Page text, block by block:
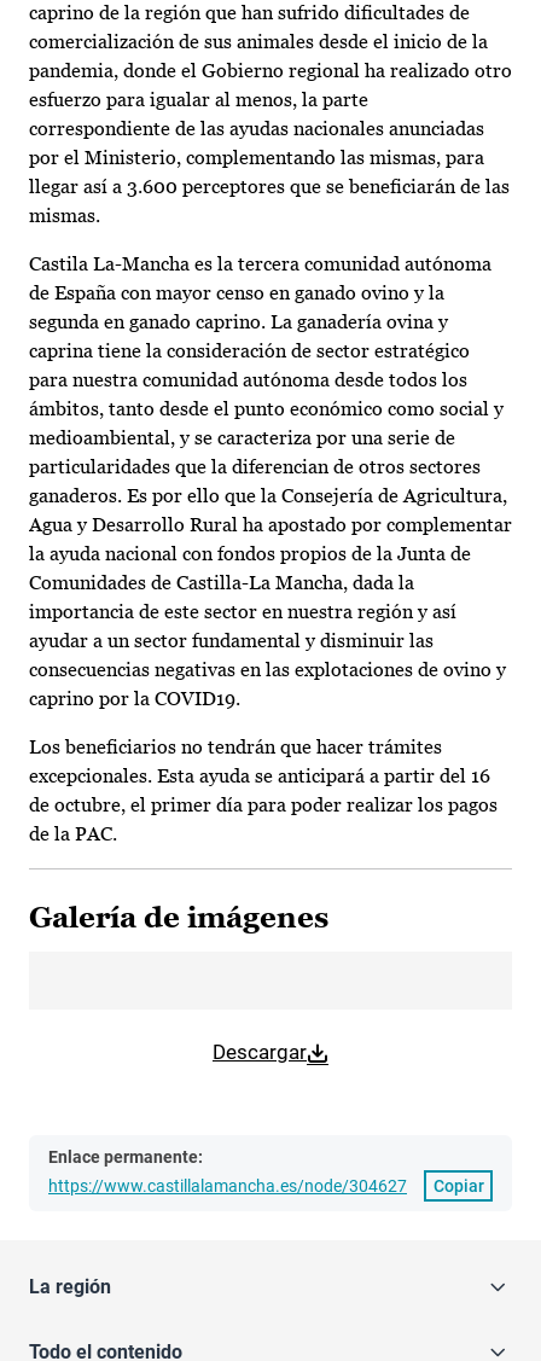
caprino de la región que han sufrido dificultades de
comercialización de sus animales desde el inicio de la
pandemia, donde el Gobierno regional ha realizado otro
esfuerzo para igualar al menos, la parte
correspondiente de las ayudas nacionales anunciadas
por el Ministerio, complementando las mismas, para
llegar así a 3.600 perceptores que se beneficiarán de las
mismas.
Castila La-Mancha es la tercera comunidad autónoma
de España con mayor censo en ganado ovino y la
segunda en ganado caprino. La ganadería ovina y
caprina tiene la consideración de sector estratégico
para nuestra comunidad autónoma desde todos los
ámbitos, tanto desde el punto económico como social y
medioambiental, y se caracteriza por una serie de
particularidades que la diferencian de otros sectores
ganaderos. Es por ello que la Consejería de Agricultura,
Agua y Desarrollo Rural ha apostado por complementar
la ayuda nacional con fondos propios de la Junta de
Comunidades de Castilla-La Mancha, dada la
importancia de este sector en nuestra región y así
ayudar a un sector fundamental y disminuir las
consecuencias negativas en las explotaciones de ovino y
caprino por la COVID19.
Los beneficiarios no tendrán que hacer trámites
excepcionales. Esta ayuda se anticipará a partir del 16
de octubre, el primer día para poder realizar los pagos
de la PAC.
Galería de imágenes
Descargar
Enlace permanente:
https://www.castillalamancha.es/node/304627
Copiar
La región
Todo el contenido